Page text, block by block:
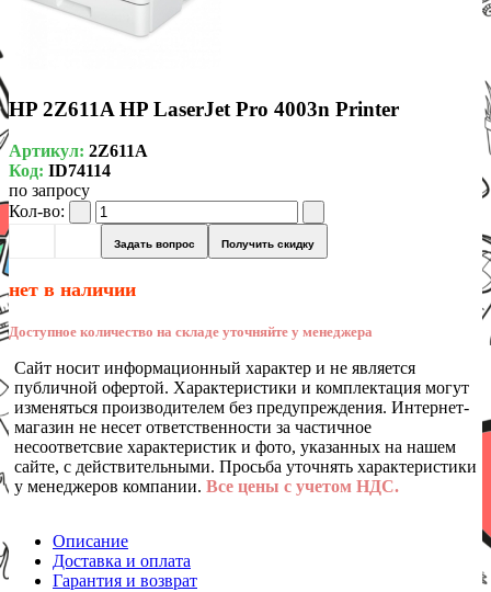
HP 2Z611A HP LaserJet Pro 4003n Printer
Артикул: 2Z611A
Код: ID74114
по запросу
Кол-во:
Задать вопрос Получить скидку
нет в наличии
Доступное количество на складе уточняйте у менеджера
Сайт носит информационный характер и не является
публичной офертой. Характеристики и комплектация могут
изменяться производителем без предупреждения. Интернет-
магазин не несет ответственности за частичное
несоответсвие характеристик и фото, указанных на нашем
сайте, с действительными. Просьба уточнять характеристики
у менеджеров компании. Все цены с учетом НДС.
Описание
Доставка и оплата
Гарантия и возврат